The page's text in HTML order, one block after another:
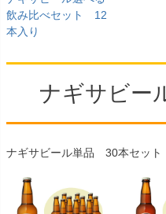
飲み比べセット 12
本入り
ナギサビー
ナギサビール単品 30本セット